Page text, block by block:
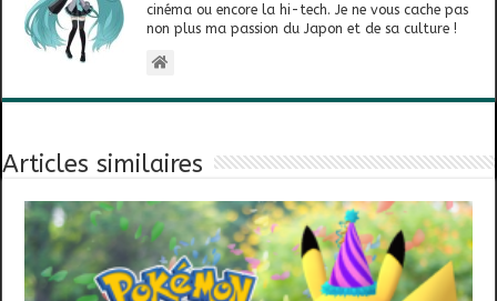
cinéma ou encore la hi-tech. Je ne vous cache pas
non plus ma passion du Japon et de sa culture !
Articles similaires